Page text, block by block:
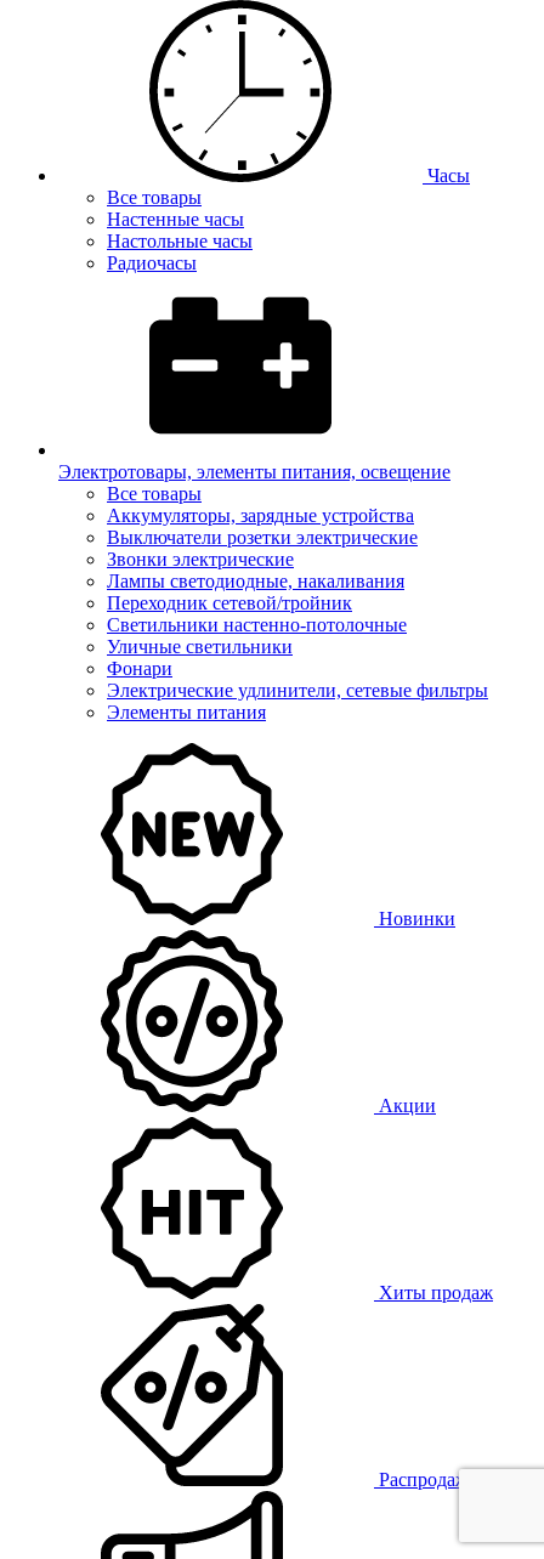
Часы
Все товары
Настенные часы
Настольные часы
Радиочасы
Электротовары, элементы питания, освещение
Все товары
Аккумуляторы, зарядные устройства
Выключатели розетки электрические
Звонки электрические
Лампы светодиодные, накаливания
Переходник сетевой/тройник
Светильники настенно-потолочные
Уличные светильники
Фонари
Электрические удлинители, сетевые фильтры
Элементы питания
Новинки
Акции
Хиты продаж
Распродажа